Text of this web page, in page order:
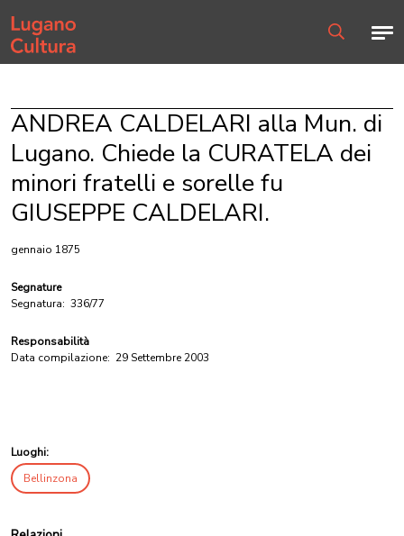
Home page
ANDREA CALDELARI alla Mun. di
Lugano. Chiede la CURATELA dei
minori fratelli e sorelle fu
GIUSEPPE CALDELARI.
gennaio 1875
Segnature
Segnatura: 336/77
Responsabilità
Data compilazione: 29 Settembre 2003
Luoghi:
Bellinzona